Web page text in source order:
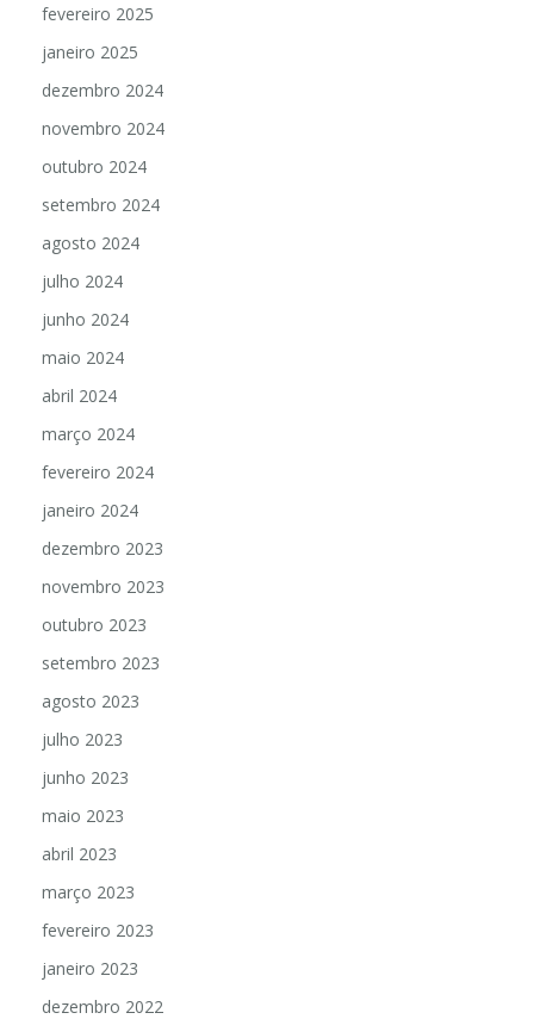
fevereiro 2025
janeiro 2025
dezembro 2024
novembro 2024
outubro 2024
setembro 2024
agosto 2024
julho 2024
junho 2024
maio 2024
abril 2024
março 2024
fevereiro 2024
janeiro 2024
dezembro 2023
novembro 2023
outubro 2023
setembro 2023
agosto 2023
julho 2023
junho 2023
maio 2023
abril 2023
março 2023
fevereiro 2023
janeiro 2023
dezembro 2022